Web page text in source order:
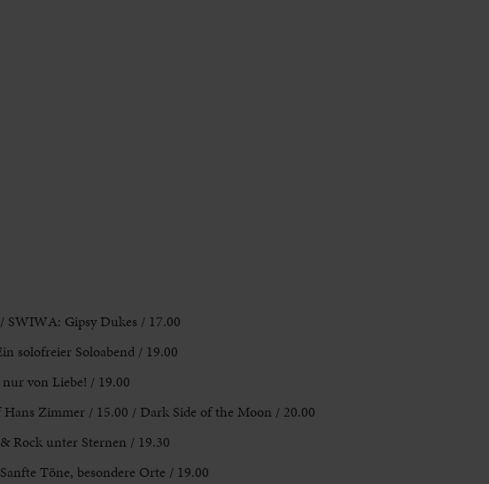
SWIWA: Gipsy Dukes / 17.00
solofreier Soloabend / 19.00
von Liebe! / 19.00
Zimmer / 15.00 / Dark Side of the Moon / 20.00
Rock unter Sternen / 19.30
Töne, besondere Orte / 19.00